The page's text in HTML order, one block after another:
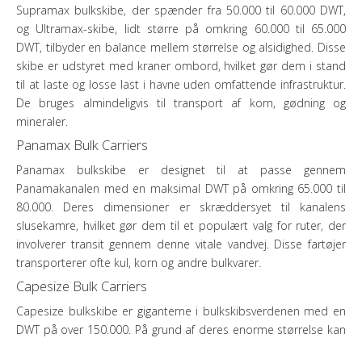
Supramax bulkskibe, der spænder fra 50.000 til 60.000 DWT,
og Ultramax-skibe, lidt større på omkring 60.000 til 65.000
DWT, tilbyder en balance mellem størrelse og alsidighed. Disse
skibe er udstyret med kraner ombord, hvilket gør dem i stand
til at laste og losse last i havne uden omfattende infrastruktur.
De bruges almindeligvis til transport af korn, gødning og
mineraler.
Panamax Bulk Carriers
Panamax bulkskibe er designet til at passe gennem
Panamakanalen med en maksimal DWT på omkring 65.000 til
80.000. Deres dimensioner er skræddersyet til kanalens
slusekamre, hvilket gør dem til et populært valg for ruter, der
involverer transit gennem denne vitale vandvej. Disse fartøjer
transporterer ofte kul, korn og andre bulkvarer.
Capesize Bulk Carriers
Capesize bulkskibe er giganterne i bulkskibsverdenen med en
DWT på over 150.000. På grund af deres enorme størrelse kan